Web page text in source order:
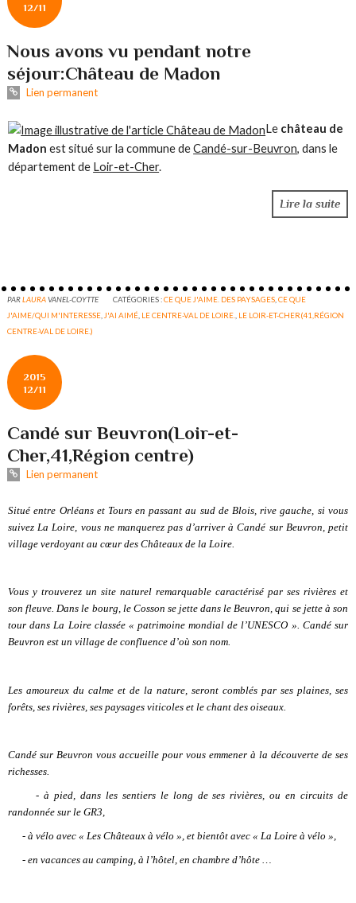
12/11
Nous avons vu pendant notre
séjour:Château de Madon
Lien permanent
Le château de
Madon est situé sur la commune deCandé-sur-Beuvron, dans le
département de Loir-et-Cher.
Lire la suite
PARLAURAVANEL-COYTTE CATÉGORIES :CE QUE J'AIME. DES PAYSAGES ,CE QUE
J'AIME/QUI M'INTERESSE J'AI AIMÉ LE CENTRE-VAL DE LOIRE. LE LOIR-ET-CHER(41,RÉGION
CENTRE-VAL DE LOIRE.)
2015
12/11
Candé sur Beuvron(Loir-et-
Cher,41,Région centre)
Lien permanent
Situé entre Orléans et Tours en passant au sud de Blois, rive gauche, si vous
suivez La Loire, vous ne manquerez pas d’arriver à Candé sur Beuvron, petit
village verdoyant au cœur des Châteaux de la Loire.
Vous y trouverez un site naturel remarquable caractérisé par ses rivières et
son fleuve. Dans le bourg, le Cosson se jette dans le Beuvron, qui se jette à son
tour dans La Loire classée « patrimoine mondial de l’UNESCO ». Candé sur
Beuvron est un village de confluence d’où son nom.
Les amoureux du calme et de la nature, seront comblés par ses plaines, ses
forêts, ses rivières, ses paysages viticoles et le chant des oiseaux.
Candé sur Beuvron vous accueille pour vous emmener à la découverte de ses
richesses.
- à pied, dans les sentiers le long de ses rivières, ou en circuits de
randonnée sur le GR3,
- à vélo avec « Les Châteaux à vélo », et bientôt avec « La Loire à vélo »,
- en vacances au camping, à l’hôtel, en chambre d’hôte …